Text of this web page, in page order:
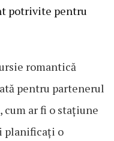
potrivite pentru
romantică
pentru partenerul
ar fi o stațiune
planificați o